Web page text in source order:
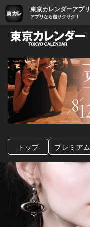
東京カレンダーアプリ
アプリなら超サクサク！
トップ プレミアム